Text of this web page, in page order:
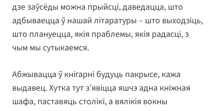
дзе заўсёды можна прыйсці, даведацца, што
адбываецца ў нашай літаратуры – што выходзіць,
што плануецца, якія праблемы, якія радасці, з
чым мы сутыкаемся.
Абжывацца ў кнігарні будуць пакрысе, кажа
выдавец. Хутка тут з’явіцца яшчэ адна кніжная
шафа, паставяць столікі, а вялікія вокны